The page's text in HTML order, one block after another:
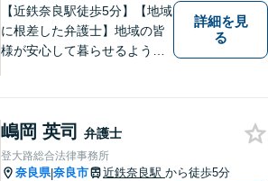
談ください。
【近鉄奈良駅徒歩5分】【地域
に根差した弁護士】地域の皆
様が安心して暮らせるように
対応します。【夜間／休日対
応可】法律トラブルでお悩み
の方は、お気軽にご相談くだ
詳細を見
る
嶋岡 英司 弁護士
登大路総合法律事務所
奈良県|奈良市 近鉄奈良駅 から徒歩5分